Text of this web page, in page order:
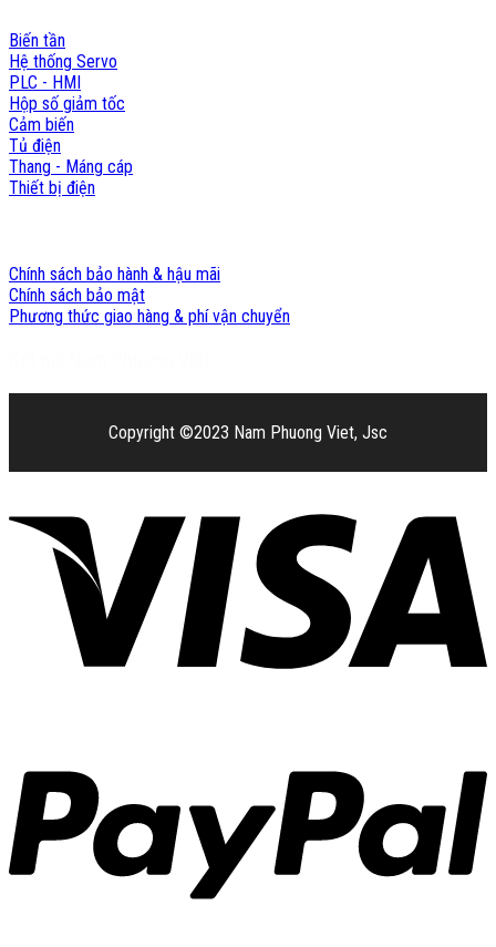
Biến tần
Hệ thống Servo
PLC - HMI
Hộp số giảm tốc
Cảm biến
Tủ điện
Thang - Máng cáp
Thiết bị điện
Chính sách bảo hành & hậu mãi
Chính sách bảo mật
Phương thức giao hàng & phí vận chuyển
Copyright ©2023 Nam Phuong Viet, Jsc